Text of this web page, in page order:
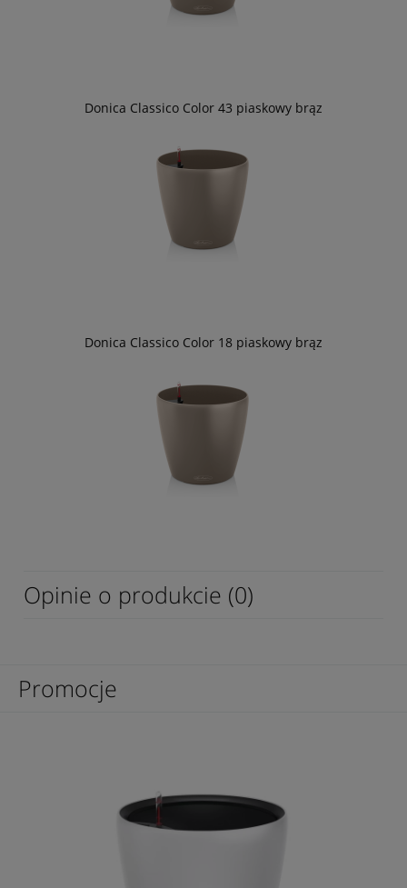
Donica Classico Color 43 piaskowy brąz
Donica Classico Color 18 piaskowy brąz
Opinie o produkcie (0)
Promocje